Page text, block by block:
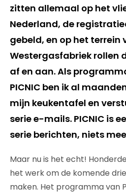
zitten allemaal op het
Nederland, de
gebeld, en op het terrein
Westergasfabriek rollen
af en aan. Als
PICNIC ben ik al
mijn keukentafel en
serie e-mails. PICNIC is
serie berichten, niets
Maar nu is het echt!
het werk om de komende
maken. Het programma van